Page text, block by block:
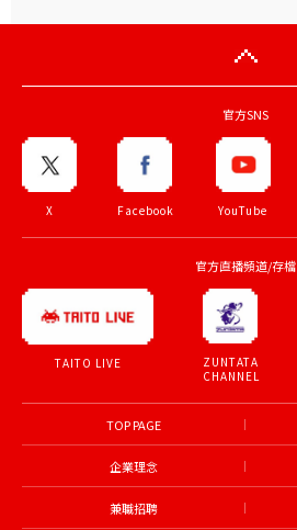
官方SNS
X Facebook YouTube
官方直播頻道/存檔
TAITO LIVE
ZUNTATA
CHANNEL
TOP PAGE
企業理念
兼職招聘